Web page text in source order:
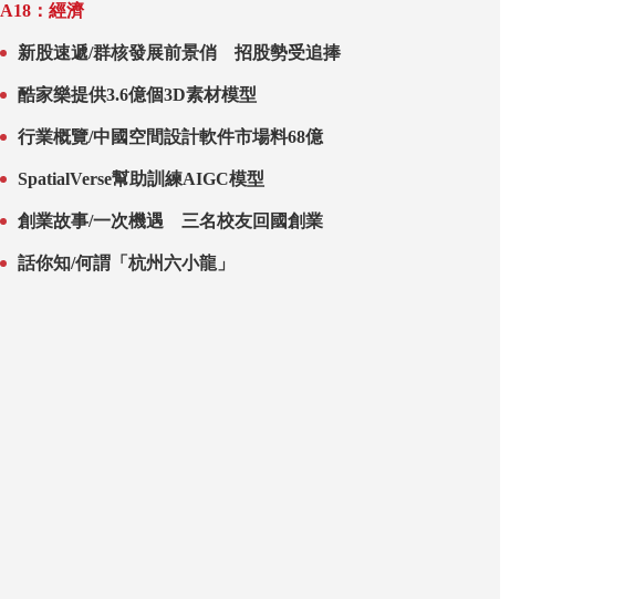
A18：經濟
新股速遞/群核發展前景俏 招股勢受追捧
酷家樂提供3.6億個3D素材模型
行業概覽/中國空間設計軟件市場料68億
SpatialVerse幫助訓練AIGC模型
創業故事/一次機遇 三名校友回國創業
話你知/何謂「杭州六小龍」